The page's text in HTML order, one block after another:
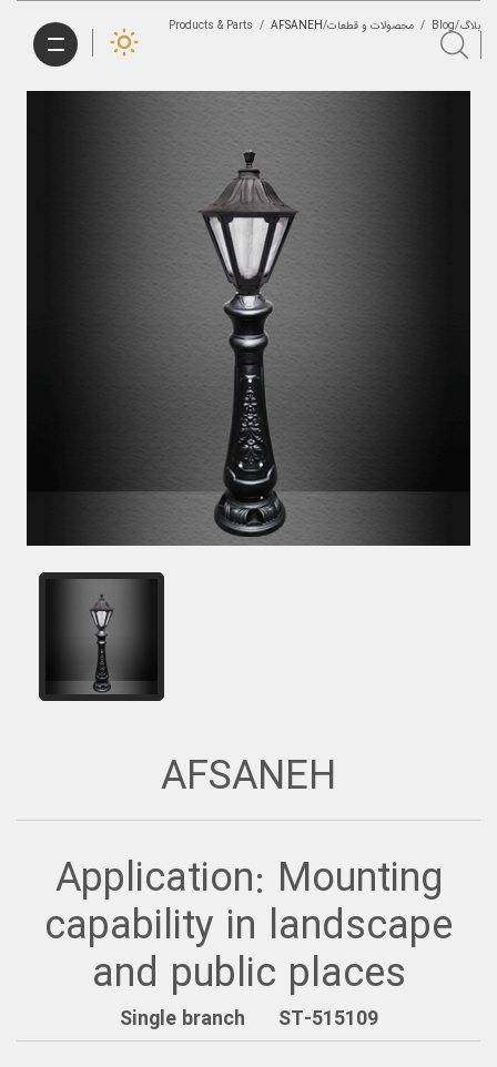
بلاگ/Blog / محصولات و قطعات/Products & Parts / AFSANEH
AFSANEH
Application: Mounting
capability in landscape
and public places
Single branch ST-515109